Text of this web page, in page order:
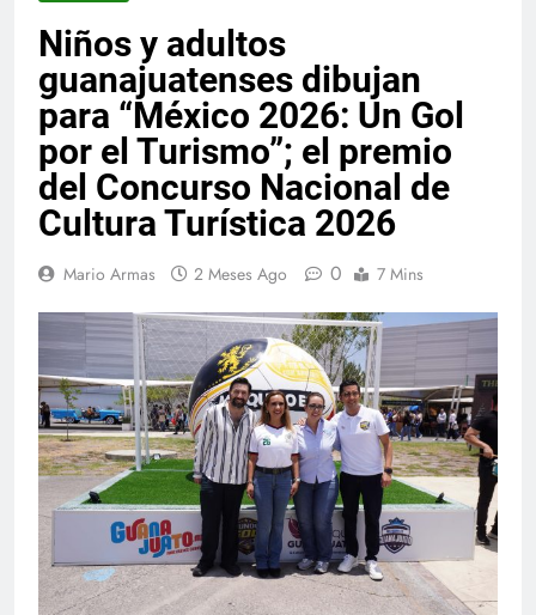
Niños y adultos
guanajuatenses dibujan
para “México 2026: Un Gol
por el Turismo”; el premio
del Concurso Nacional de
Cultura Turística 2026
Mario Armas 2 Meses Ago 0 7 Mins